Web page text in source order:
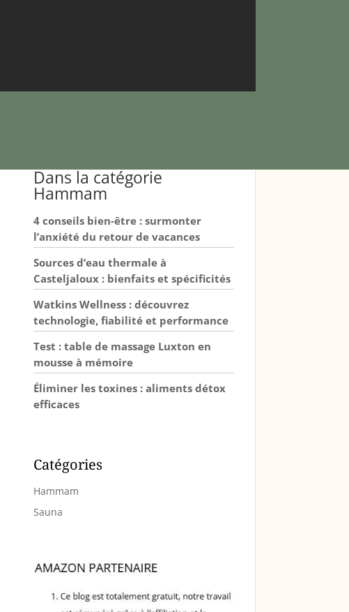
Dans la catégorie
Hammam
4 conseils bien-être : surmonter
l’anxiété du retour de vacances
Sources d’eau thermale à
Casteljaloux : bienfaits et spécificités
Watkins Wellness : découvrez
technologie, fiabilité et performance
Test : table de massage Luxton en
mousse à mémoire
Éliminer les toxines : aliments détox
efficaces
Catégories
Hammam
Sauna